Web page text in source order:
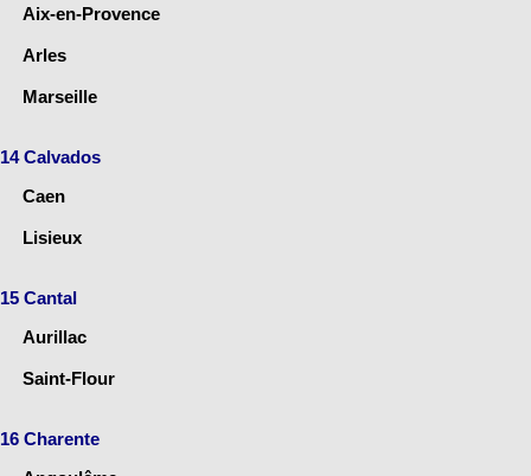
Aix-en-Provence
Arles
Marseille
14 Calvados
Caen
Lisieux
15 Cantal
Aurillac
Saint-Flour
16 Charente